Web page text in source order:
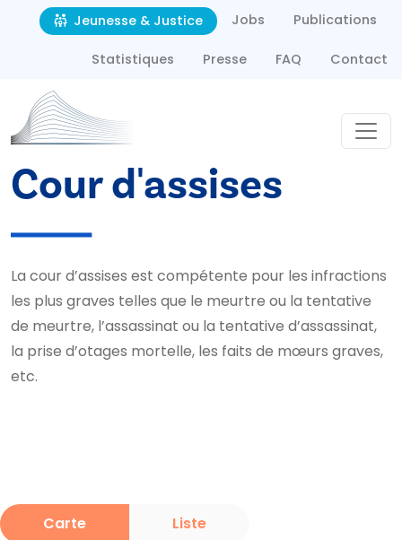
Aller au contenu principal
Second navigation
Jeunesse & Justice Jobs Publications
Statistiques Presse FAQ Contact
Cour d'assises
La cour d’assises est compétente pour les infractions
les plus graves telles que le meurtre ou la tentative
de meurtre, l’assassinat ou la tentative d’assassinat,
la prise d’otages mortelle, les faits de mœurs graves,
etc.
Carte Liste